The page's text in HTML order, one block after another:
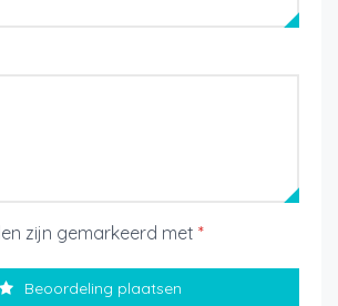
zijn gemarkeerd met *
Beoordeling plaatsen